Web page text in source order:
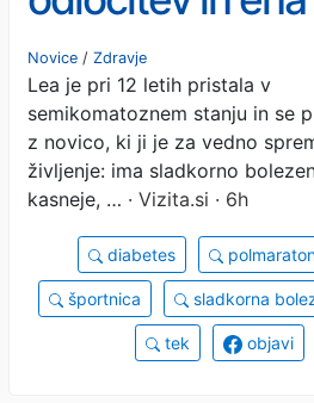
želja: živeti na
sladkorno
Novice / Zdravje
Lea je pri 12 letih pristala v
semikomatoznem stanju in se
z novico, ki ji je za vedno
življenje: ima sladkorno
kasneje, … · Vizita.si · 6h
diabetes
športnica sladkorna
tek objavi